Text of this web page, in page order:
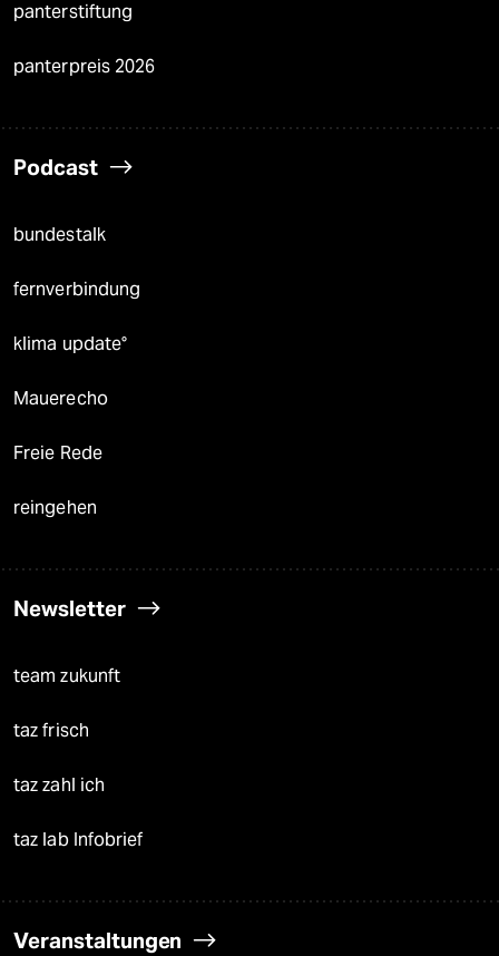
panterstiftung
panterpreis 2026
Podcast
bundestalk
fernverbindung
klima update°
Mauerecho
Freie Rede
reingehen
Newsletter
team zukunft
taz frisch
taz zahl ich
taz lab Infobrief
Veranstaltungen